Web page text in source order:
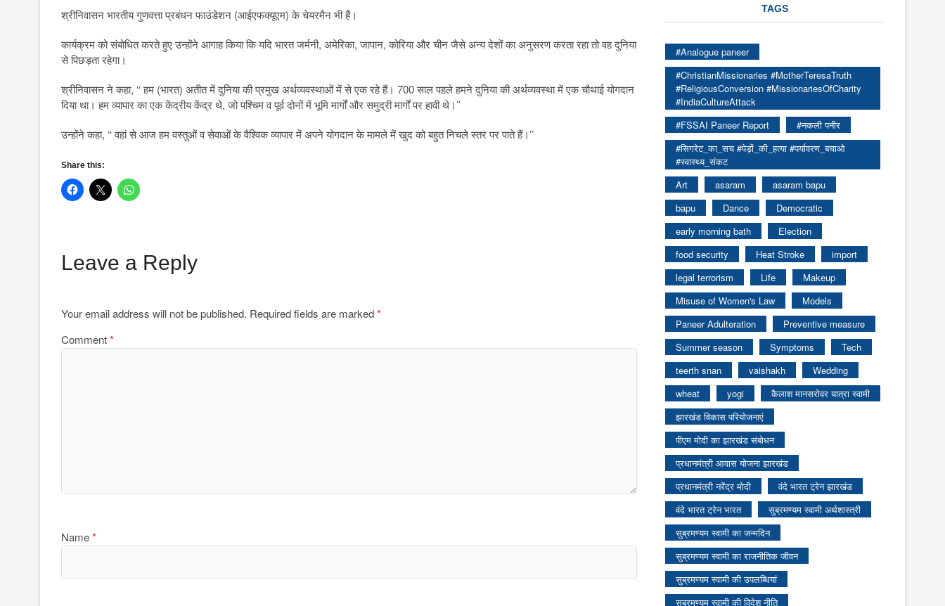
श्रीनिवासन भारतीय गुणवत्ता प्रबंधन फाउंडेशन (आईएफक्यूएम) के चेयरमैन भी हैं।
कार्यक्रम को संबोधित करते हुए उन्होंने आगाह किया कि यदि भारत जर्मनी, अमेरिका, जापान, कोरिया और चीन जैसे अन्य देशों का अनुसरण करता रहा तो वह दुनिया
से पिछड़ता रहेगा।
श्रीनिवासन ने कहा, ‘‘ हम (भारत) अतीत में दुनिया की प्रमुख अर्थव्यवस्थाओं में से एक रहे हैं। 700 साल पहले हमने दुनिया की अर्थव्यवस्था में एक चौथाई योगदान
दिया था। हम व्यापार का एक केंद्रीय केंद्र थे, जो पश्चिम व पूर्व दोनों में भूमि मार्गों और समुद्री मार्गों पर हावी थे।’’
उन्होंने कहा, ‘‘ वहां से आज हम वस्तुओं व सेवाओं के वैश्विक व्यापार में अपने योगदान के मामले में खुद को बहुत निचले स्तर पर पाते हैं।’’
Share this:
Leave a Reply
Your email address will not be published. Required fields are marked*
Comment*
Name*
TAGS
#Analogue paneer
#ChristianMissionaries #MotherTeresaTruth
#ReligiousConversion #MissionariesOfCharity
#IndiaCultureAttack
#FSSAI Paneer Report
#नकली पनीर
#सिगरेट_का_सच #पेड़ों_की_हत्या #पर्यावरण_बचाओ
#स्वास्थ्य_संकट
Art
asaram
asaram bapu
bapu
Dance
Democratic
early morning bath
Election
food security
Heat Stroke
import
legal terrorism
Life
Makeup
Misuse of Women's Law
Models
Paneer Adulteration
Preventive measure
Summer season
Symptoms
Tech
teerth snan
vaishakh
Wedding
wheat
yogi
कैलाश मानसरोवर यात्रा स्वामी
झारखंड विकास परियोजनाएं
पीएम मोदी का झारखंड संबोधन
प्रधानमंत्री आवास योजना झारखंड
प्रधानमंत्री नरेंद्र मोदी
वंदे भारत ट्रेन झारखंड
वंदे भारत ट्रेन भारत
सुब्रमण्यम स्वामी अर्थशास्त्री
सुब्रमण्यम स्वामी का जन्मदिन
सुब्रमण्यम स्वामी का राजनीतिक जीवन
सुब्रमण्यम स्वामी की उपलब्धियां
सुब्रमण्यम स्वामी की विदेश नीति